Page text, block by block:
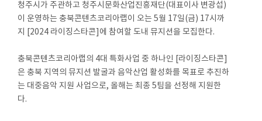
청주시가 주관하고 청주시문화산업진흥재단(대표이사 변광섭)
이 운영하는 충북콘텐츠코리아랩이 오는 5월 17일(금) 17시까
지 [2024 라이징스타콘]에 참여할 도내 뮤지션을 모집한다.
충북콘텐츠코리아랩의 4대 특화사업 중 하나인 [라이징스타콘]
은 충북 지역의 뮤지션 발굴과 음악산업 활성화를 목표로 추진하
는 대중음악 지원 사업으로, 올해는 최종 5팀을 선정해 지원한
다.